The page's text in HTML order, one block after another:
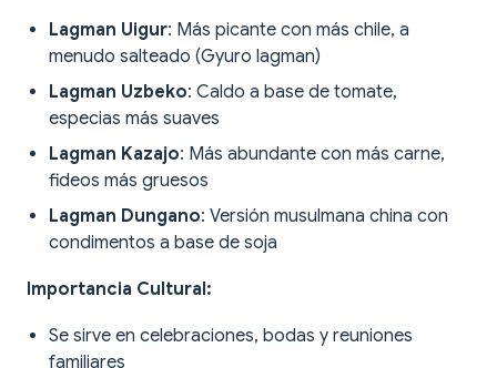
Lagman Uigur: Más picante con más chile, a
menudo salteado (Gyuro lagman)
Lagman Uzbeko: Caldo a base de tomate,
especias más suaves
Lagman Kazajo: Más abundante con más carne,
fideos más gruesos
Lagman Dungano: Versión musulmana china con
condimentos a base de soja
Importancia Cultural:
Se sirve en celebraciones, bodas y reuniones
familiares